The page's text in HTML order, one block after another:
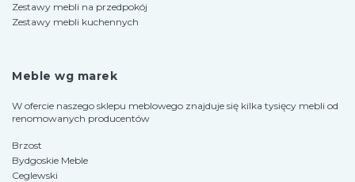
Zestawy mebli na przedpokój
Zestawy mebli kuchennych
Meble wg marek
W ofercie naszego sklepu meblowego znajduje się kilka tysięcy mebli od
renomowanych producentów
Brzost
Bydgoskie Meble
Ceglewski